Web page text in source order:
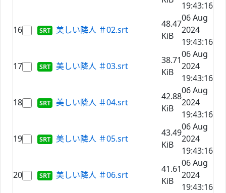
19:43:16
16 美しい隣人 ＃02.srt
48.47
KiB
06 Aug
2024
19:43:16
17 美しい隣人 ＃03.srt
38.71
KiB
06 Aug
2024
19:43:16
18 美しい隣人 ＃04.srt
42.88
KiB
06 Aug
2024
19:43:16
19 美しい隣人 ＃05.srt
43.49
KiB
06 Aug
2024
19:43:16
20 美しい隣人 ＃06.srt
41.61
KiB
06 Aug
2024
19:43:16